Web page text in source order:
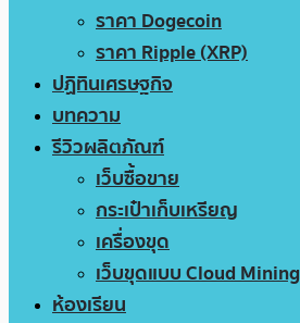
ราคา Dogecoin
ราคา Ripple (XRP)
ปฏิทินเศรษฐกิจ
บทความ
รีวิวผลิตภัณฑ์
เว็บซื้อขาย
กระเป๋าเก็บเหรียญ
เครื่องขุด
เว็บขุดแบบ Cloud Mining
ห้องเรียน